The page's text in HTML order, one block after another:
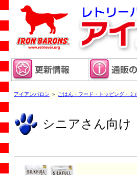
アイアンバロン ＞ ごはん・フード・トッピング・ミ
シニアさん向け